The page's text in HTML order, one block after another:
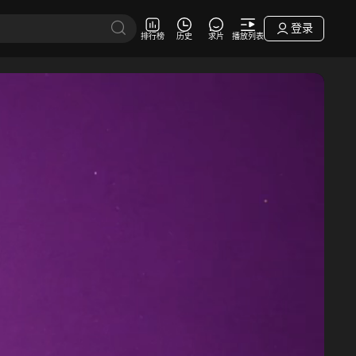
排行榜 历史 求片 播放列表
登录